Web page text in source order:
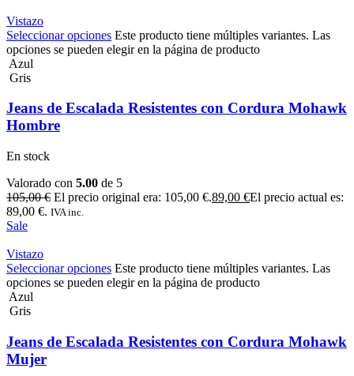
Vistazo
Seleccionar opciones Este producto tiene múltiples variantes. Las
opciones se pueden elegir en la página de producto
Azul
Gris
Jeans de Escalada Resistentes con Cordura Mohawk
Hombre
En stock
Valorado con 5.00 de 5
105,00€ El precio original era: 105,00 €.89,00 €El precio actual es:
89,00 €. IVA inc.
Sale
Vistazo
Seleccionar opciones Este producto tiene múltiples variantes. Las
opciones se pueden elegir en la página de producto
Azul
Gris
Jeans de Escalada Resistentes con Cordura Mohawk
Mujer